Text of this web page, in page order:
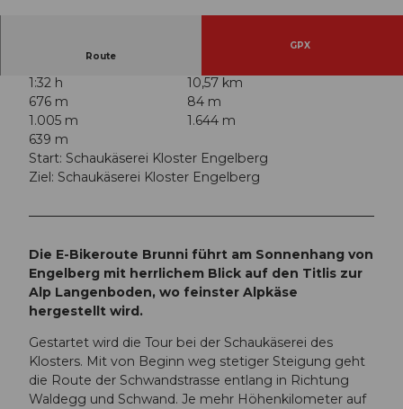
Route
GPX
1:32 h
10,57 km
676 m
84 m
1.005 m
1.644 m
639 m
Start: Schaukäserei Kloster Engelberg
Ziel: Schaukäserei Kloster Engelberg
Die E-Bikeroute Brunni führt am Sonnenhang von
Engelberg mit herrlichem Blick auf den Titlis zur
Alp Langenboden, wo feinster Alpkäse
hergestellt wird.
Gestartet wird die Tour bei der Schaukäserei des
Klosters. Mit von Beginn weg stetiger Steigung geht
die Route der Schwandstrasse entlang in Richtung
Waldegg und Schwand. Je mehr Höhenkilometer auf